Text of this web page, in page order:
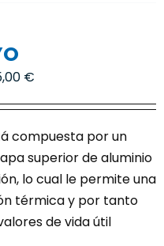
Las
opciones
pueden
elegir
en
la
página
de
€Rango
desde
260,00 €
hasta
345,00 €
compuesta por un
superior de aluminio
lo cual le permite una
térmica y por tanto
de vida útil